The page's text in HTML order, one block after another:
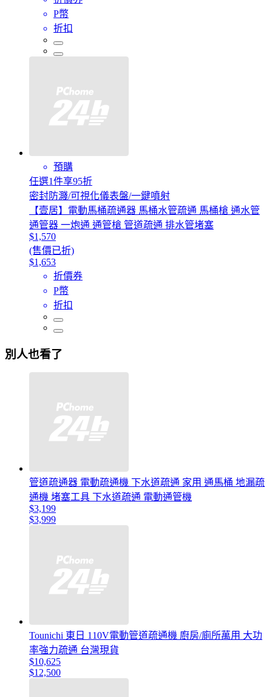
P幣
折扣
預購
任選1件享95折
密封防濺/可視化儀表盤/一鍵噴射
【壹居】電動馬桶疏通器 馬桶水管疏通 馬桶槍 通水管
通管器 一炮通 通管槍 管道疏通 排水管堵塞
$1,570
(售價已折)
$1,653
折價券
P幣
折扣
別人也看了
管道疏通器 電動疏通機 下水道疏通 家用 通馬桶 地漏疏
通機 堵塞工具 下水道疏通 電動通管機
$3,199
$3,999
Tounichi 東日 110V電動管道疏通機 廚房/廁所萬用 大功
率強力疏通 台灣現貨
$10,625
$12,500